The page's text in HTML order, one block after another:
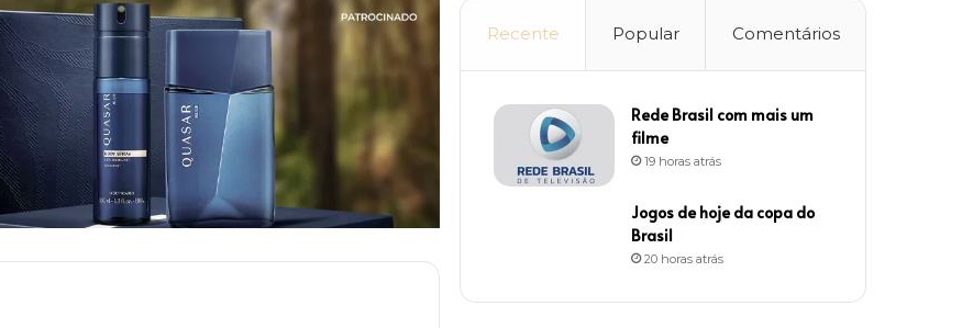
Recente Popular Comentários
Rede Brasil com mais um
filme
19 horas atrás
Jogos de hoje da copa do
Brasil
20 horas atrás